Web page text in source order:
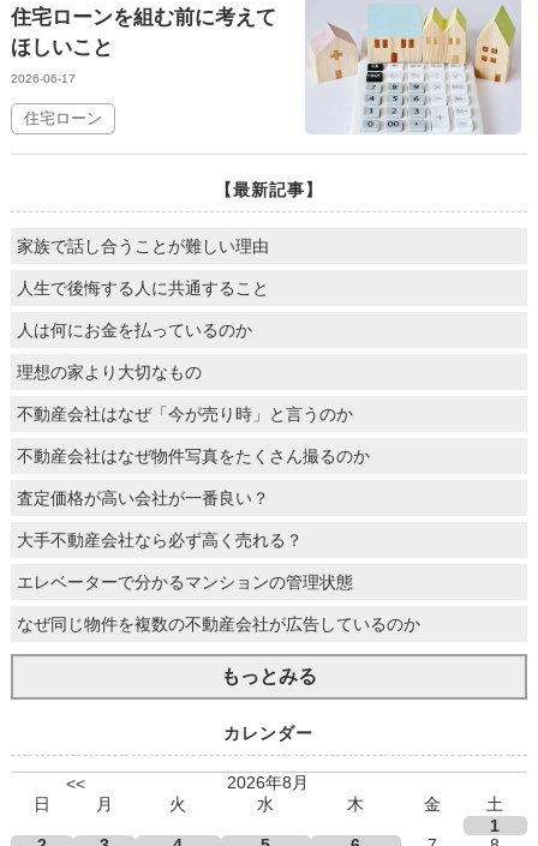
住宅ローンを組む前に考えて
ほしいこと
2026-06-17
住宅ローン
【最新記事】
家族で話し合うことが難しい理由
人生で後悔する人に共通すること
人は何にお金を払っているのか
理想の家より大切なもの
不動産会社はなぜ「今が売り時」と言うのか
不動産会社はなぜ物件写真をたくさん撮るのか
査定価格が高い会社が一番良い？
大手不動産会社なら必ず高く売れる？
エレベーターで分かるマンションの管理状態
なぜ同じ物件を複数の不動産会社が広告しているのか
もっとみる
カレンダー
<<
2026年8月
日
月 火 水 木 金
土
1